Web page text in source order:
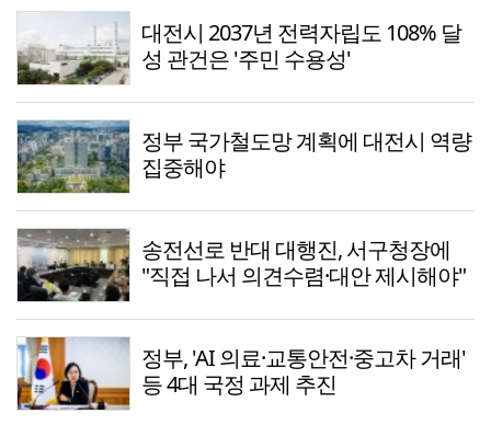
대전시 2037년 전력자립도 108% 달
성 관건은 '주민 수용성'
정부 국가철도망 계획에 대전시 역량
집중해야
송전선로 반대 대행진, 서구청장에
"직접 나서 의견수렴·대안 제시해야"
정부, 'AI 의료·교통안전·중고차 거래'
등 4대 국정 과제 추진